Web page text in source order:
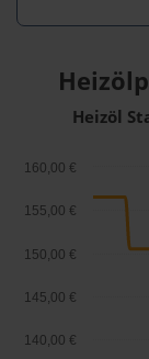
Heizöl
140,00 €
145,00 €
150,00 €
155,00 €
160,00 €